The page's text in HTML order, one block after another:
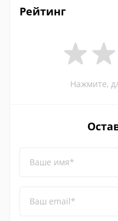
Рейтинг
Нажмите,
Ваше имя*
Ваш email*